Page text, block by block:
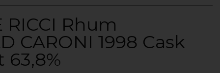
RICCI Rhum
CARONI 1998 Cask